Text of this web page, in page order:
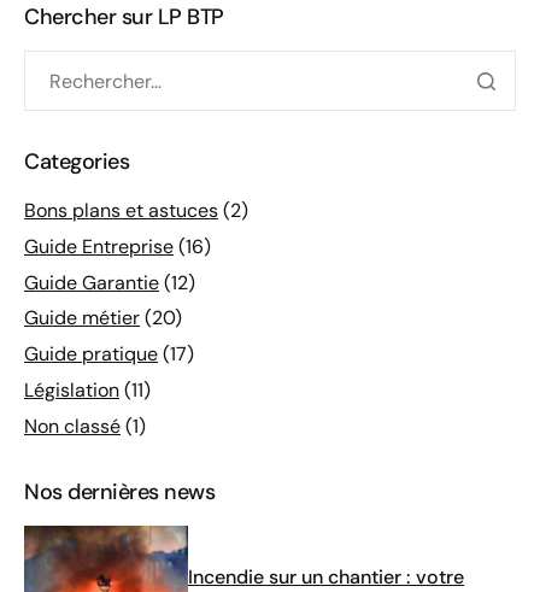
Chercher sur LP BTP
Categories
Bons plans et astuces(2)
Guide Entreprise(16)
Guide Garantie(12)
Guide métier(20)
Guide pratique(17)
Législation(11)
Non classé(1)
Nos dernières news
Incendie sur un chantier : votre